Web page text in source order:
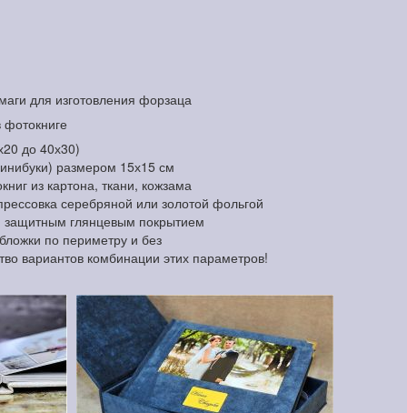
для изготовления форзаца
до 40х30)
размером 15х15 см
из картона, ткани, кожзама
серебряной или золотой фольгой
защитным глянцевым покрытием
по периметру и без
вариантов комбинации этих параметров!